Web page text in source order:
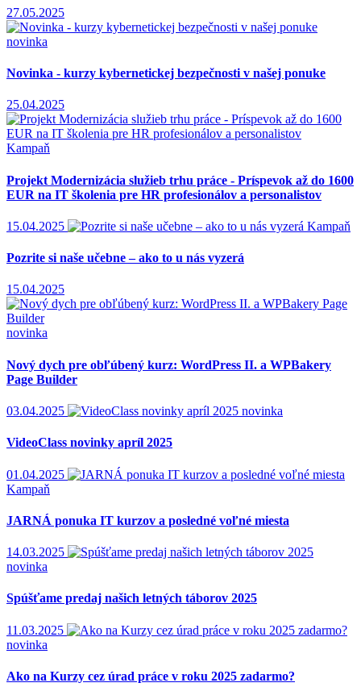
27.05.2025
novinka
Novinka - kurzy kybernetickej bezpečnosti v našej ponuke
25.04.2025
Kampaň
Projekt Modernizácia služieb trhu práce - Príspevok až do 1600
EUR na IT školenia pre HR profesionálov a personalistov
15.04.2025 Kampaň
Pozrite si naše učebne – ako to u nás vyzerá
15.04.2025
novinka
Nový dych pre obľúbený kurz: WordPress II. a WPBakery
Page Builder
03.04.2025 novinka
VideoClass novinky apríl 2025
01.04.2025
Kampaň
JARNÁ ponuka IT kurzov a posledné voľné miesta
14.03.2025
novinka
Spúšťame predaj našich letných táborov 2025
11.03.2025
novinka
Ako na Kurzy cez úrad práce v roku 2025 zadarmo?